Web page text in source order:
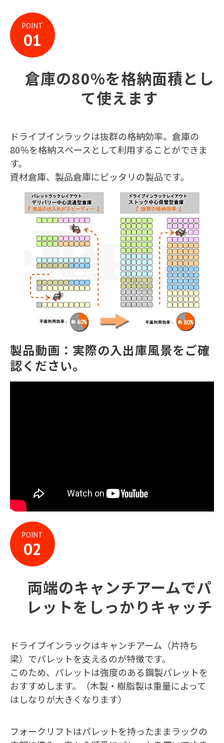
POINT
倉庫の80%を格納面積とし
て使えます
ドライブインラックは抜群の格納効率。倉庫の
80％を格納スペースとして利用することができま
す。
資材倉庫、製品倉庫にピッタリの製品です。
製品動画：実際の入出庫風景をご確
認ください。
POINT
両端のキャンチアームでパ
レットをしっかりキャッチ
ドライブインラックはキャンチアーム（片持ち
梁）でパレットを支えるのが特徴です。
このため、パレットは強度のある鋼製パレットを
おすすめします。（木製・樹脂製は重量によって
はしなりが大きくなります）
フォークリフトはパレットを持ったままラックの